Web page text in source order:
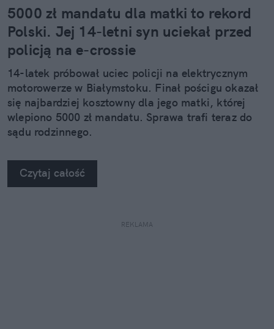
5000 zł mandatu dla matki to rekord
Polski. Jej 14-letni syn uciekał przed
policją na e-crossie
14-latek próbował uciec policji na elektrycznym
motorowerze w Białymstoku. Finał pościgu okazał
się najbardziej kosztowny dla jego matki, której
wlepiono 5000 zł mandatu. Sprawa trafi teraz do
sądu rodzinnego.
Czytaj całość
REKLAMA